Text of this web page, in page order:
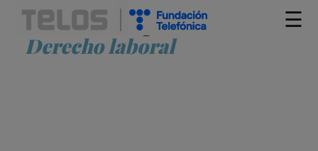
☰
Artículos etiquetados como
Derecho laboral